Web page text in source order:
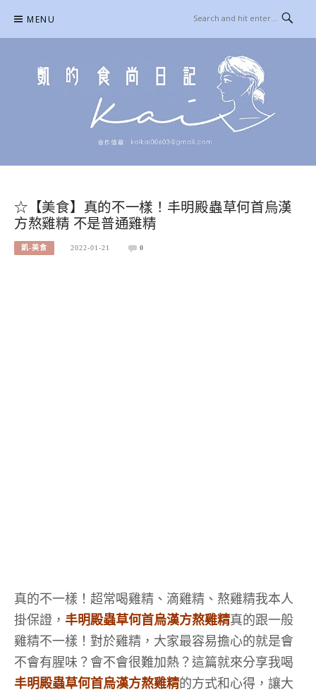
content
MENU
☆【美食】真的不一樣！丰明殿蟲草何首烏漢
方熬雞精 不是普通雞精
凱-美食 2022-01-21 0
真的不一樣！超常喝雞精、滴雞精、熬雞精我本人
掛保證， 丰明殿蟲草何首烏漢方熬雞精真的跟一般
雞精不一樣！對於雞精，大家最容易擔心的就是會
不會有腥味？會不會很難加熱？這篇就來分享我喝
丰明殿蟲草何首烏漢方熬雞精的方式和心得，讓大